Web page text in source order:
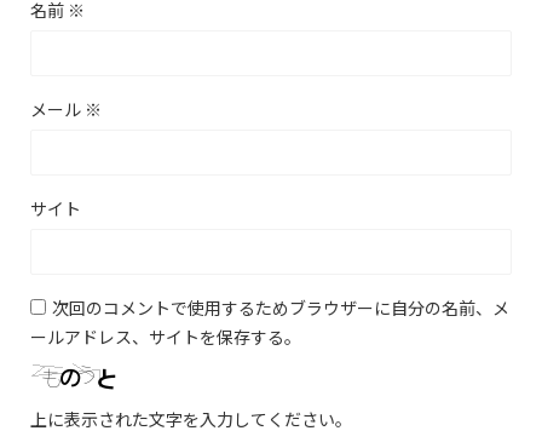
名前 ※
メール ※
サイト
次回のコメントで使用するためブラウザーに自分の名前、メ
ールアドレス、サイトを保存する。
上に表示された文字を入力してください。